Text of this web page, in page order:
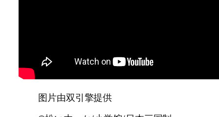
图片由双引擎提供